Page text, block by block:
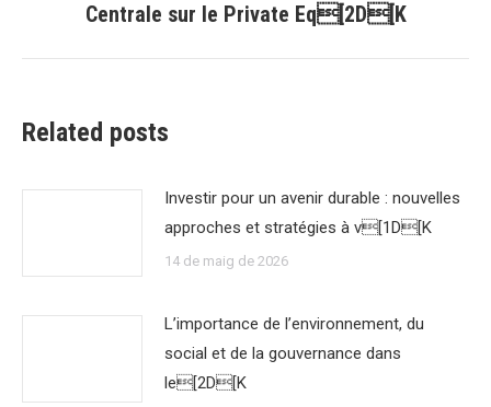
post:
Centrale sur le Private Eq[2D[K
Related posts
Investir pour un avenir durable : nouvelles
approches et stratégies à v[1D[K
14 de maig de 2026
L’importance de l’environnement, du
social et de la gouvernance dans
le[2D[K